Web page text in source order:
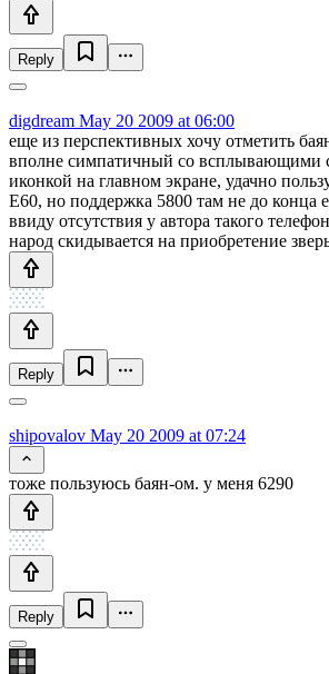
Reply
digdream May 20 2009 at 06:00
еще из перспективных хочу отметить
вполне симпатичный со всплывающими
иконкой на главном экране, удачно
Е60, но поддержка 5800 там не до конца
ввиду отсутствия у автора такого
народ скидывается на приобретение
Reply
shipovalov May 20 2009 at 07:24
тоже пользуюсь баян-ом. у меня 6290
Reply